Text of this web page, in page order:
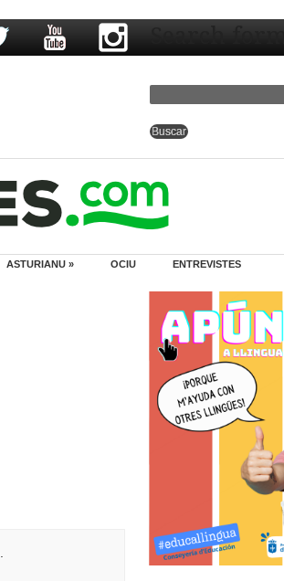
Search form
ASTURIANU » OCIU ENTREVISTES